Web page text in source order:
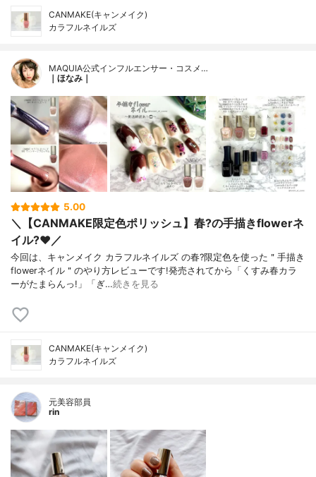
CANMAKE(キャンメイク)
カラフルネイルズ
MAQUIA公式インフルエンサー・コスメ…
｜ほなみ｜
5.00
＼【CANMAKE限定色ポリッシュ】春?の手描きflowerネ
イル?❤️／
今回は、キャンメイク カラフルネイルズ の春?限定色を使った＂手描き
flowerネイル＂のやり方レビューです!発売されてから「くすみ春カラ
ーがたまらんっ!」「ぎ…続きを見る
CANMAKE(キャンメイク)
カラフルネイルズ
元美容部員
rin